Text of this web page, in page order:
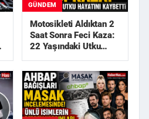
GÜNDEM
Motosikleti Aldıktan 2
Saat Sonra Feci Kaza:
22 Yaşındaki Utku